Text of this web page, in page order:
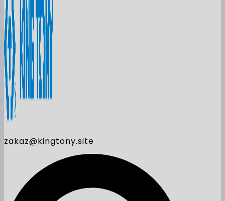
zakaz@kingtony.site